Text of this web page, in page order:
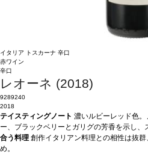
イタリア トスカーナ 辛口
赤ワイン
辛口
レオーネ (2018)
9289240
2018
テイスティングノート 濃いルビーレッド色
ー、ブラックベリーとガリグの芳香を示し、
合う料理創作イタリアン料理との相性は抜
め。